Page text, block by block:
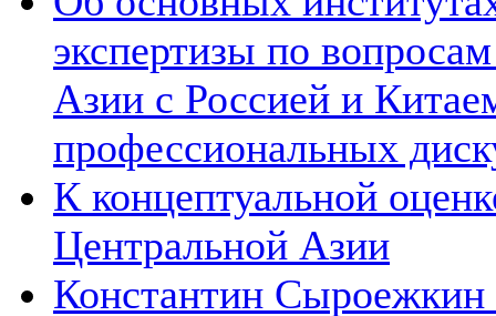
экспертизы по
Азии с Россией и
профессиональных
К концептуальной
Центральной Азии
Константин Сыроежкин